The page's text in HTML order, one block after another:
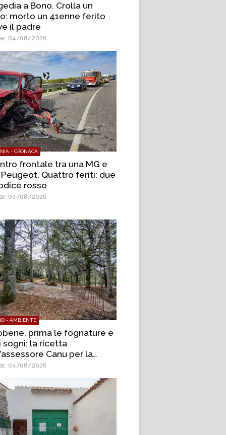
a Bono. Crolla un
morto un 41enne ferito
il padre
04/08/2026
- CRONACA
frontale tra una MG e
Peugeot. Quattro feriti: due
rosso
04/08/2026
- AMBIENTE
prima le fognature e
sogni: la ricetta
Canu per la
04/08/2026